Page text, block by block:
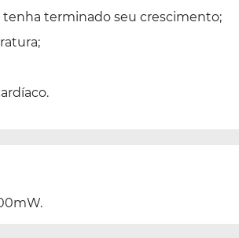
tenha terminado seu crescimento;